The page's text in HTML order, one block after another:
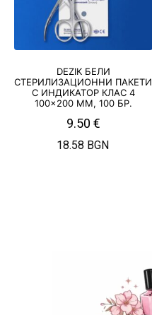
DEZIK БЕЛИ
СТЕРИЛИЗАЦИОННИ ПАКЕТИ
С ИНДИКАТОР КЛАС 4
100×200 ММ, 100 БР.
9.50 €
18.58 BGN